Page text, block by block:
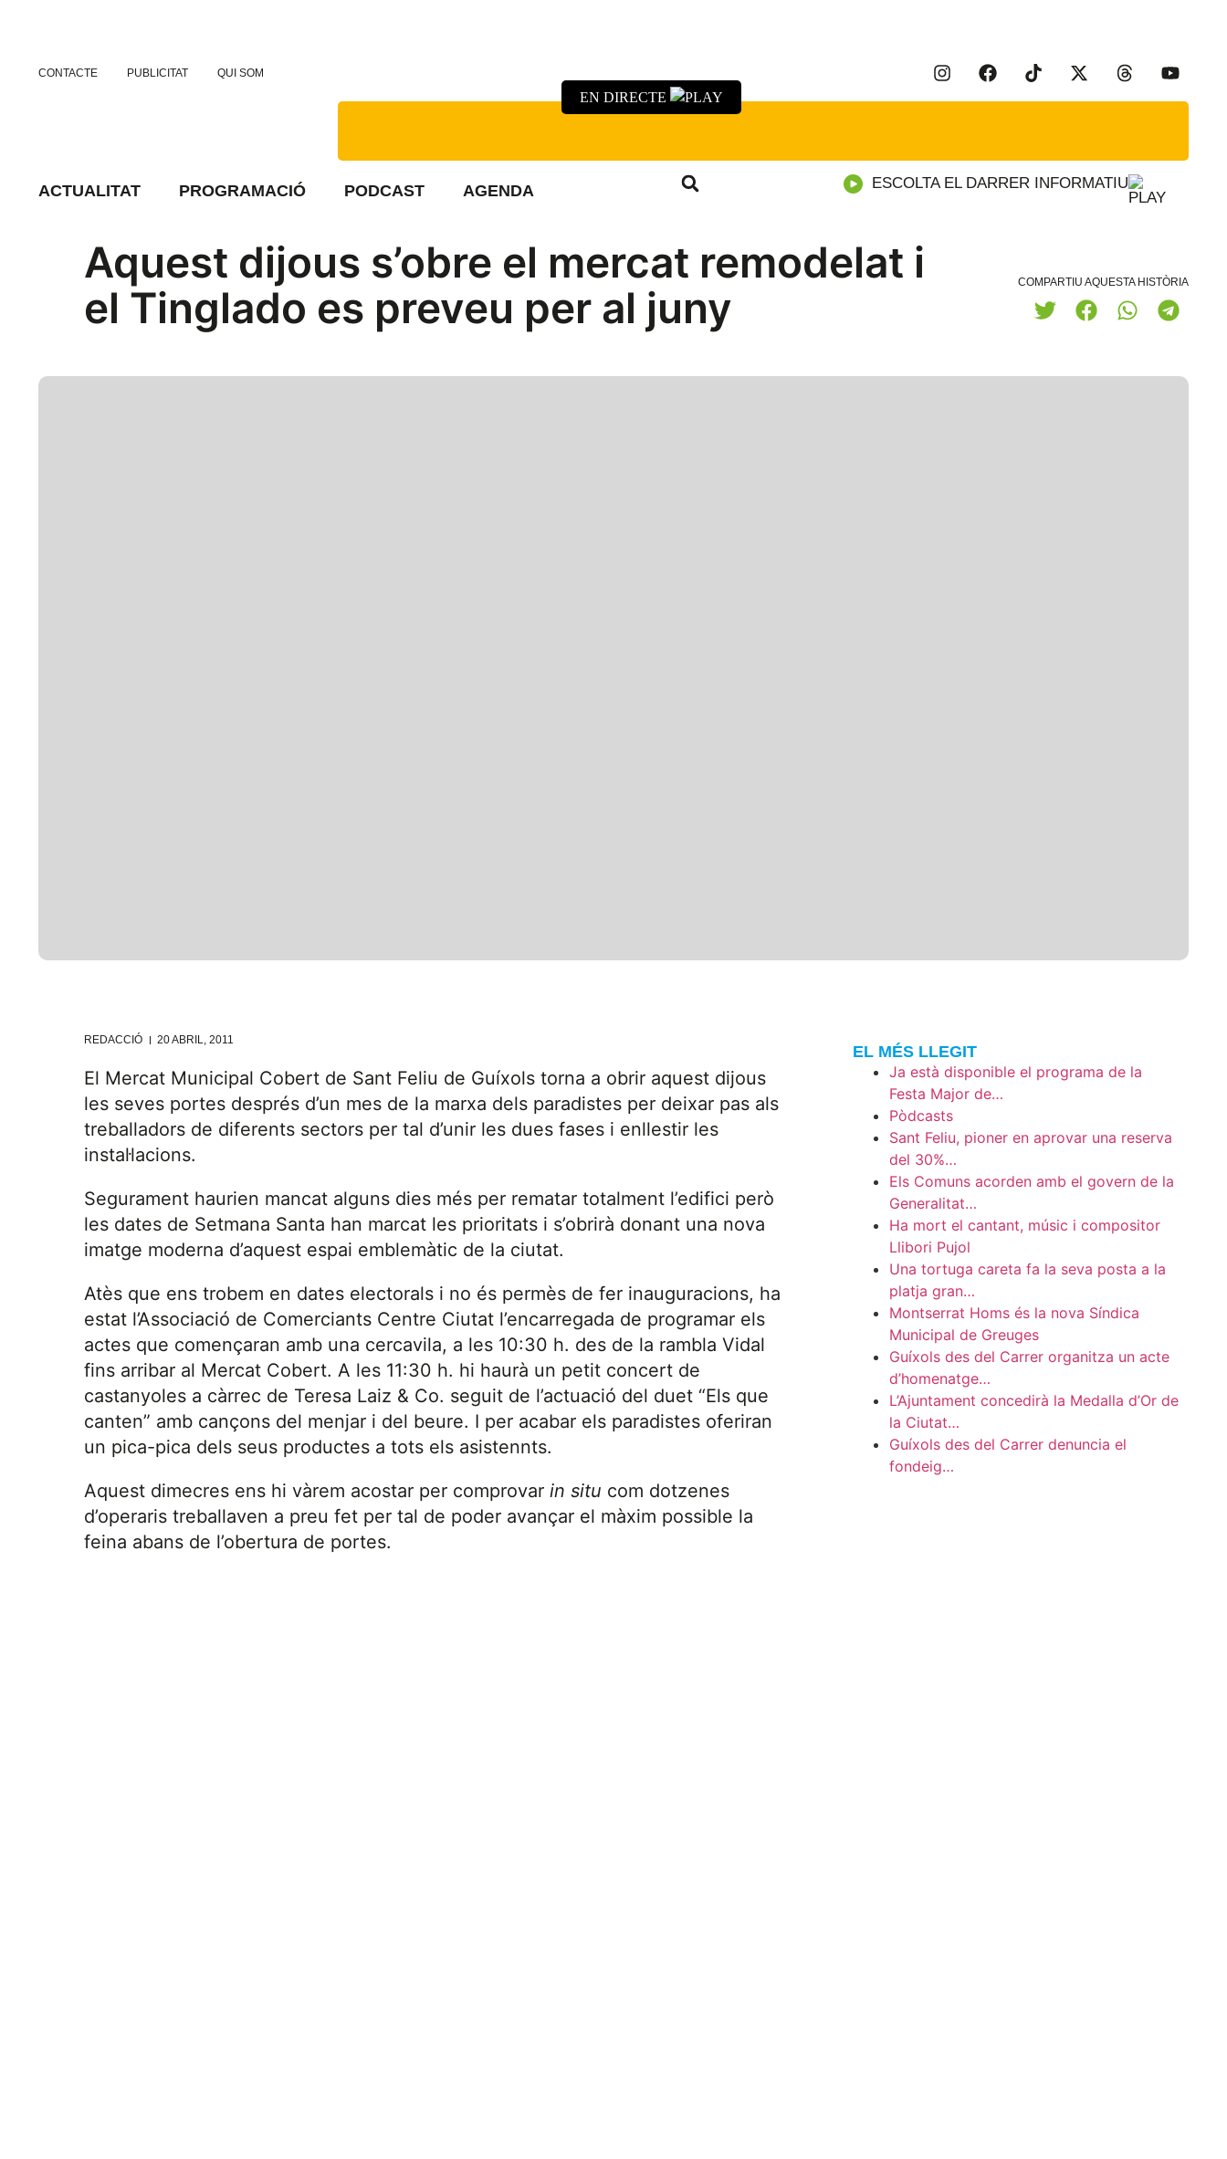
CONTACTE PUBLICITAT QUI SOM
EN DIRECTE
ACTUALITAT PROGRAMACIÓ PODCAST AGENDA ESCOLTA EL DARRER INFORMATIU
Aquest dijous s’obre el mercat remodelat i
el Tinglado es preveu per al juny
COMPARTIU AQUESTA HISTÒRIA
REDACCIÓ 20 ABRIL, 2011
El Mercat Municipal Cobert de Sant Feliu de Guíxols torna a obrir aquest dijous
les seves portes després d’un mes de la marxa dels paradistes per deixar pas als
treballadors de diferents sectors per tal d’unir les dues fases i enllestir les
instal·lacions.
Segurament haurien mancat alguns dies més per rematar totalment l’edifici però
les dates de Setmana Santa han marcat les prioritats i s’obrirà donant una nova
imatge moderna d’aquest espai emblemàtic de la ciutat.
Atès que ens trobem en dates electorals i no és permès de fer inauguracions, ha
estat l’Associació de Comerciants Centre Ciutat l’encarregada de programar els
actes que començaran amb una cercavila, a les 10:30 h. des de la rambla Vidal
fins arribar al Mercat Cobert. A les 11:30 h. hi haurà un petit concert de
castanyoles a càrrec de Teresa Laiz & Co. seguit de l’actuació del duet “Els que
canten” amb cançons del menjar i del beure. I per acabar els paradistes oferiran
un pica-pica dels seus productes a tots els asistennts.
Aquest dimecres ens hi vàrem acostar per comprovar in situ com dotzenes
d’operaris treballaven a preu fet per tal de poder avançar el màxim possible la
feina abans de l’obertura de portes.
EL MÉS LLEGIT
Ja està disponible el programa de la
Festa Major de…
Pòdcasts
Sant Feliu, pioner en aprovar una reserva
del 30%…
Els Comuns acorden amb el govern de la
Generalitat…
Ha mort el cantant, músic i compositor
Llibori Pujol
Una tortuga careta fa la seva posta a la
platja gran…
Montserrat Homs és la nova Síndica
Municipal de Greuges
Guíxols des del Carrer organitza un acte
d’homenatge…
L’Ajuntament concedirà la Medalla d’Or de
la Ciutat…
Guíxols des del Carrer denuncia el
fondeig…